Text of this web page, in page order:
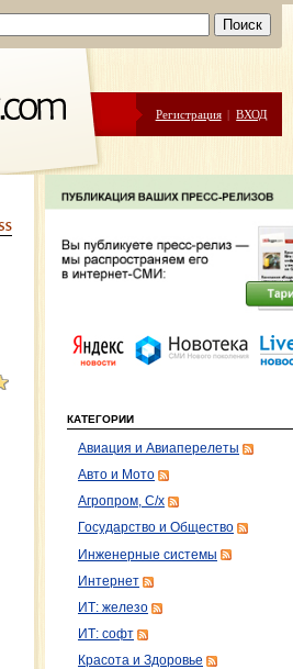
Регистрация | ВХОД
КАТЕГОРИИ
Авиация и Авиаперелеты
Авто и Мото
Агропром, С/х
Государство и Общество
Инженерные системы
Интернет
ИТ: железо
ИТ: софт
Красота и Здоровье